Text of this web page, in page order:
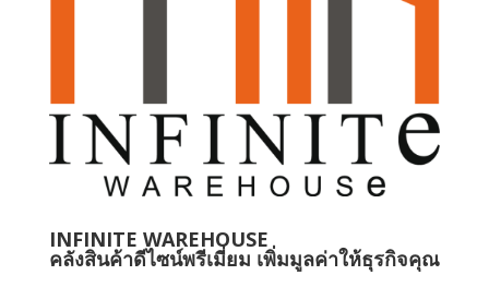
INFINITE WAREHOUSE
คลังสินค้าดีไซน์พรีเมี่ยม เพิ่มมูลค่าให้ธุรกิจคุณ